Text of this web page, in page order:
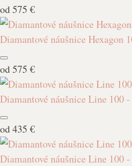
od575 €
Diamantové náušnice Hexagon
od575 €
Diamantové náušnice Line 100
od435 €
Diamantové náušnice Line 100